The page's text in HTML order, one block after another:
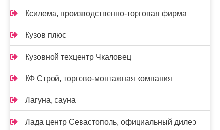
Ксилема, производственно-торговая фирма
Кузов плюс
Кузовной техцентр Чкаловец
КФ Строй, торгово-монтажная компания
Лагуна, сауна
Лада центр Севастополь, официальный дилер